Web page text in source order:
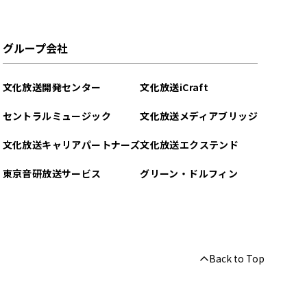
グループ会社
文化放送開発センター
セントラルミュージック
文化放送キャリアパートナーズ
東京音研放送サービス
文化放送iCraft
文化放送メディアブリッジ
文化放送エクステンド
グリーン・ドルフィン
Back to Top